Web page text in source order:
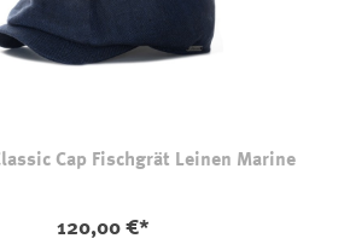
Cap Fischgrät Leinen Marine
120,00 €*